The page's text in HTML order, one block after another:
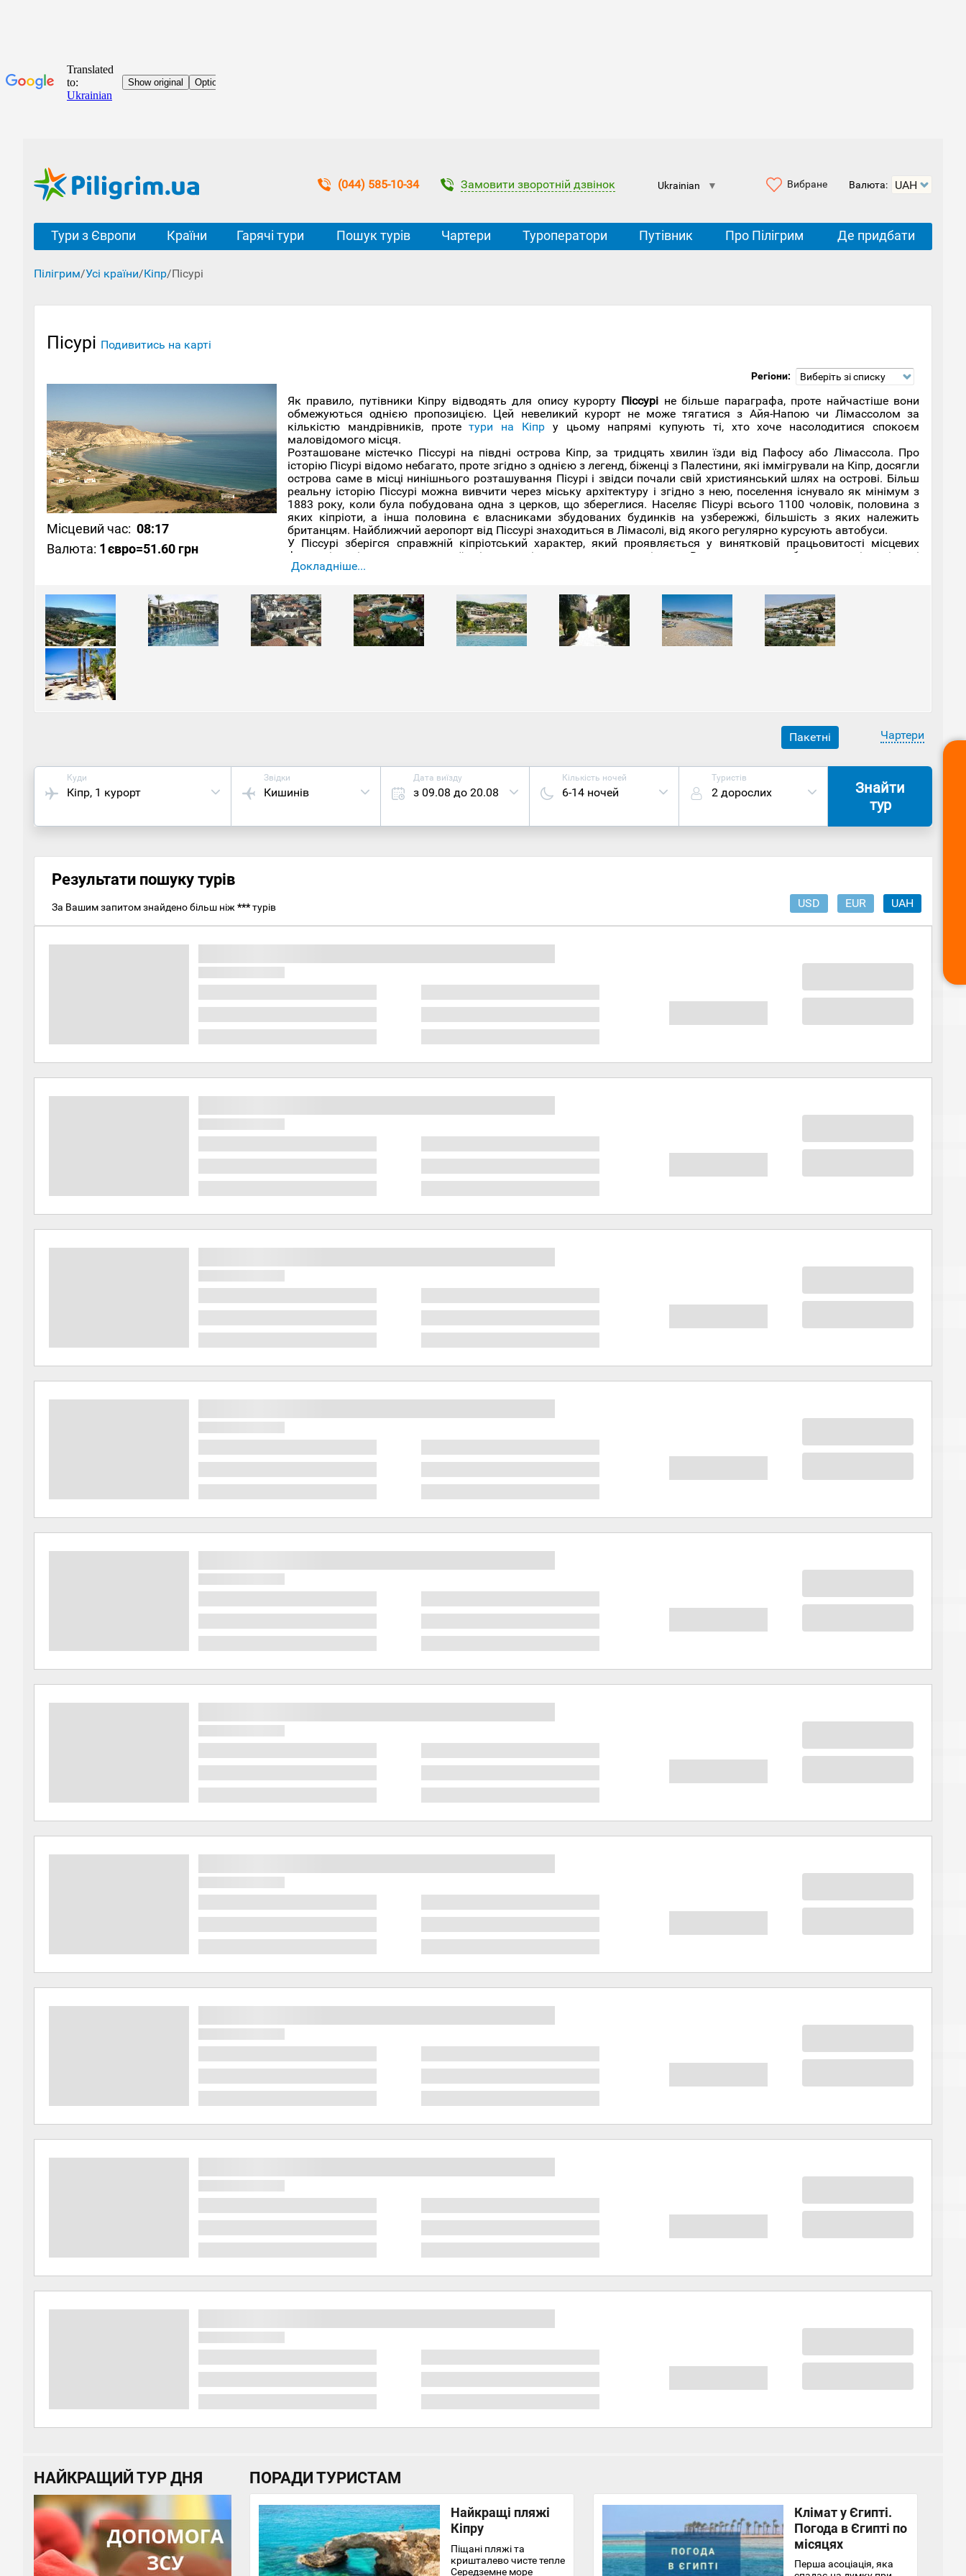
(044) 585-10-34 Замовити зворотній дзвінок Ukrainian ▼ Вибране Валюта:
Тури з Європи Країни Гарячі тури Пошук турів Чартери Туроператори Путівник Про Пілігрим Де придбати
Пілігрим/Усі країни/Кіпр/Пісурі
Пісурі Подивитись на карті
Регіони: Виберіть зі списку
Місцевий час: 08:17
Валюта: 1 євро=51.60 грн
Як правило, путівники Кіпру відводять для опису курорту Піссурі не більше параграфа, проте найчастіше вони
обмежуються однією пропозицією. Цей невеликий курорт не може тягатися з Айя-Напою чи Лімассолом за
кількістю мандрівників, протетури на Кіпру цьому напрямі купують ті, хто хоче насолодитися спокоєм
маловідомого місця.
Розташоване містечко Піссурі на півдні острова Кіпр, за тридцять хвилин їзди від Пафосу або Лімассола. Про
історію Пісурі відомо небагато, проте згідно з однією з легенд, біженці з Палестини, які іммігрували на Кіпр, досягли
острова саме в місці нинішнього розташування Пісурі і звідси почали свій християнський шлях на острові. Більш
реальну історію Піссурі можна вивчити через міську архітектуру і згідно з нею, поселення існувало як мінімум з
1883 року, коли була побудована одна з церков, що збереглися. Населяє Пісурі всього 1100 чоловік, половина з
яких кіпріоти, а інша половина є власниками збудованих будинків на узбережжі, більшість з яких належить
британцям. Найближчий аеропорт від Піссурі знаходиться в Лімасолі, від якого регулярно курсують автобуси.
У Піссурі зберігся справжній кіпріотський характер, який проявляється у винятковій працьовитості місцевих
фермерів, які працюють на своїх ділянках від заходу сонця до світанку. Все це дуже приваблює мандрівників, які
намагаються в кожній країні знайти таку місцеву ідентичність, що так швидко зникає. Місцеві жителі побоюються,
місцева влада обіцяє, що не дасть зробити тут подібне. У місті є цілий район рибалок, куди щоранку прибувають
нечисленні човни з уловом, який того ж дня потрапляє на місцевий ринок та місцеві ресторани. Ціни в них
напрочуд низькі, особливо у тих, що знаходяться біля порту, а смак просто дивовижний через свіжість риби.
ВесьКіпр
славиться своїми пам'ятниками культуру і Піссурі не є винятком. Церкву Апостола Андрія було зведено
1883 року коштом місцевої громади та його ж силами. Камінь для храму був здобутий у селах Аногіра та Прастейо
Докладніше...
Пакетні Чартери
Куди
Кіпр, 1 курорт
Звідки
Кишинів
Дата виїзду
з 09.08 до 20.08
Кількість ночей
6-14 ночей
Туристів
2 дорослих
Знайти
тур
Результати пошуку турів
USD EUR UAH
За Вашим запитом знайдено більш ніж ***турів
НАЙКРАЩИЙ ТУР ДНЯ ПОРАДИ ТУРИСТАМ
Найкращі пляжі
Кіпру
Піщані пляжі та
кришталево чисте тепле
Середземне море
Клімат у Єгипті.
Погода в Єгипті по
місяцях
Перша асоціація, яка